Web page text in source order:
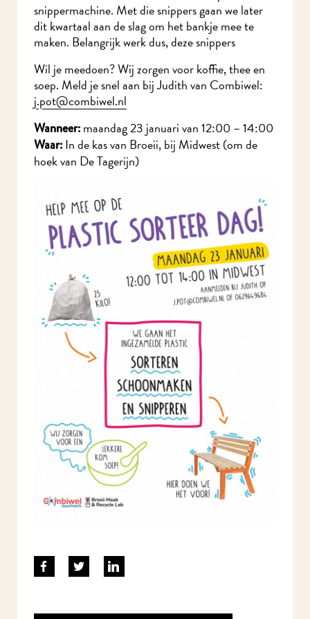
snippermachine. Met die snippers gaan we later
dit kwartaal aan de slag om het bankje mee te
maken. Belangrijk werk dus, deze snippers
Wil je meedoen? Wij zorgen voor koffie, thee en
soep. Meld je snel aan bij Judith van Combiwel:
j.pot@combiwel.nl
Wanneer:maandag 23 januari van 12:00 – 14:00
Waar:In de kas van Broeii, bij Midwest (om de
hoek van De Tagerijn)